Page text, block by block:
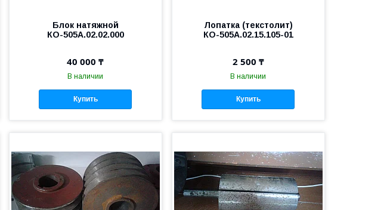
Блок натяжной
КО-505А.02.02.000
40 000 ₸
В наличии
Купить
Лопатка (текстолит)
КО-505А.02.15.105-01
2 500 ₸
В наличии
Купить